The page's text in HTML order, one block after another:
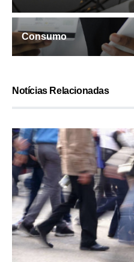
Consumo
Notícias Relacionadas